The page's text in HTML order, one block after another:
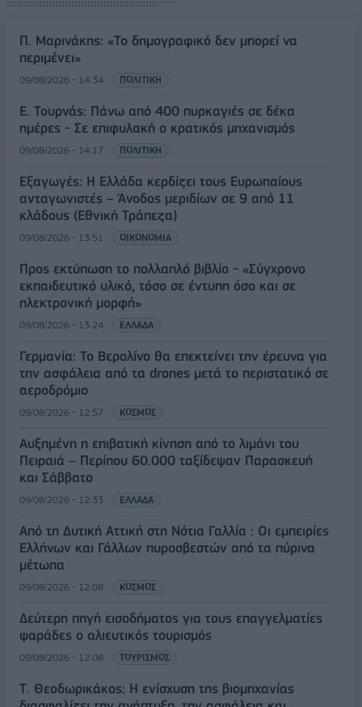
Π. Μαρινάκης: «Το δημογραφικό δεν μπορεί να
περιμένει»
09/08/2026 - 14:34 ΠΟΛΙΤΙΚΗ
Ε. Τουρνάς: Πάνω από 400 πυρκαγιές σε δέκα
ημέρες - Σε επιφυλακή ο κρατικός μηχανισμός
09/08/2026 - 14:17 ΠΟΛΙΤΙΚΗ
Εξαγωγές: Η Ελλάδα κερδίζει τους Ευρωπαίους
ανταγωνιστές – Άνοδος μεριδίων σε 9 από 11
κλάδους (Εθνική Τράπεζα)
09/08/2026 - 13:51 ΟΙΚΟΝΟΜΙΑ
Προς εκτύπωση το πολλαπλό βιβλίο - «Σύγχρονο
εκπαιδευτικό υλικό, τόσο σε έντυπη όσο και σε
ηλεκτρονική μορφή»
09/08/2026 - 13:24 ΕΛΛΑΔΑ
Γερμανία: Το Βερολίνο θα επεκτείνει την έρευνα για
την ασφάλεια από τα drones μετά το περιστατικό σε
αεροδρόμιο
09/08/2026 - 12:57 ΚΟΣΜΟΣ
Αυξημένη η επιβατική κίνηση από το λιμάνι του
Πειραιά – Περίπου 60.000 ταξίδεψαν Παρασκευή
και Σάββατο
09/08/2026 - 12:33 ΕΛΛΑΔΑ
Από τη Δυτική Αττική στη Νότια Γαλλία : Οι εμπειρίες
Ελλήνων και Γάλλων πυροσβεστών από τα πύρινα
μέτωπα
09/08/2026 - 12:08 ΚΟΣΜΟΣ
Δεύτερη πηγή εισοδήματος για τους επαγγελματίες
ψαράδες ο αλιευτικός τουρισμός
09/08/2026 - 12:08 ΤΟΥΡΙΣΜΟΣ
Τ. Θεοδωρικάκος: Η ενίσχυση της βιομηχανίας